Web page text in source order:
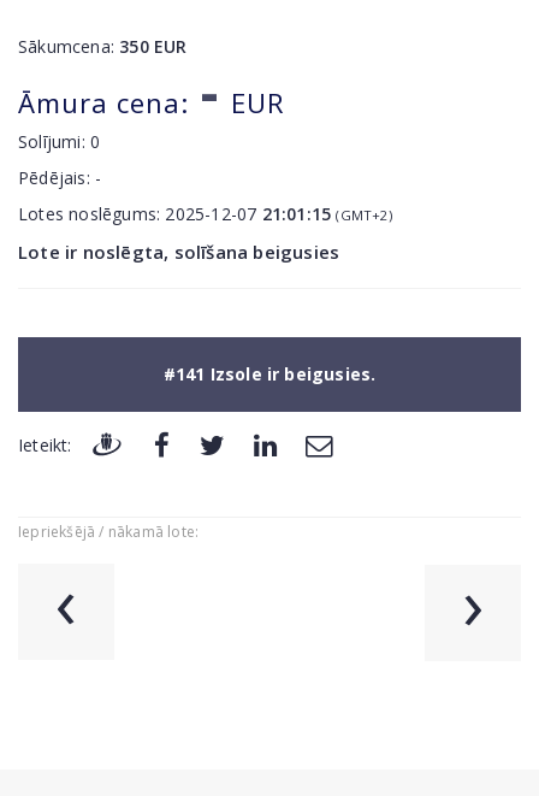
Sākumcena: 350EUR
Āmura cena: - EUR
Solījumi:0
Pēdējais: -
Lotes noslēgums: 2025-12-07 21:01:15 (GMT+2)
Lote ir noslēgta, solīšana beigusies
#141 Izsole ir beigusies.
Ieteikt:
Iepriekšējā / nākamā lote:
‹ ›